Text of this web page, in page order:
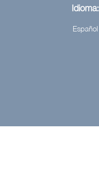
Idioma:
Español